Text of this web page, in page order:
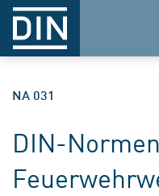
NA 031
DIN-